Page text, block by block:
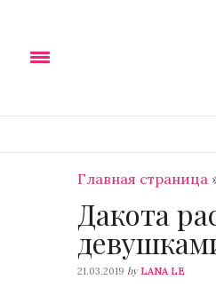
Главная страница
Дакота
21.03.2019 by LANA LE